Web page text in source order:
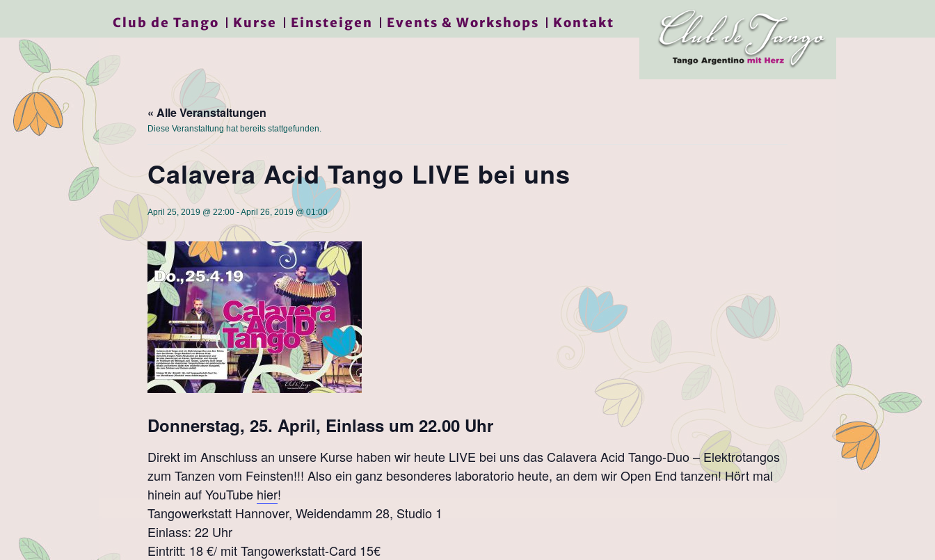
Club de Tango Kurse Einsteigen Events & Workshops Kontakt
« Alle Veranstaltungen
Diese Veranstaltung hat bereits stattgefunden.
Calavera Acid Tango LIVE bei uns
April 25, 2019 @ 22:00 -April 26, 2019 @ 01:00
Donnerstag, 25. April, Einlass um 22.00 Uhr
Direkt im Anschluss an unsere Kurse haben wir heute LIVE bei uns das Calavera Acid Tango-Duo – Elektrotangos
zum Tanzen vom Feinsten!!! Also ein ganz besonderes laboratorio heute, an dem wir Open End tanzen! Hört mal
hinein auf YouTube hier!
Tangowerkstatt Hannover, Weidendamm 28, Studio 1
Einlass: 22 Uhr
Eintritt: 18 €/ mit Tangowerkstatt-Card 15€